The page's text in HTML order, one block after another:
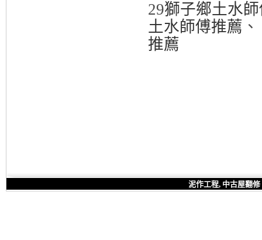
29獅子鄉土水
土水師傅推薦
推薦
泥作工程, 中古屋翻